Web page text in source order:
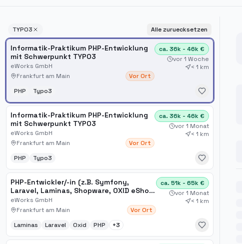
TYPO3 Alle zuruecksetzen
Informatik-Praktikum PHP-Entwicklung
mit Schwerpunkt TYPO3
eWorks GmbH
Frankfurt am Main
Vor Ort
ca. 36k - 46k €
vor 1 Woche
< 1 km
PHP Typo3
Informatik-Praktikum PHP-Entwicklung
mit Schwerpunkt TYPO3
eWorks GmbH
Frankfurt am Main
Vor Ort
ca. 36k - 46k €
vor 1 Monat
< 1 km
PHP Typo3
PHP-Entwickler/-in (z.B. Symfony,
Laravel, Laminas, Shopware, OXID eShop,
TYPO3)
eWorks GmbH
Frankfurt am Main
Vor Ort
ca. 51k - 65k €
vor 1 Monat
< 1 km
Laminas Laravel Oxid PHP +3